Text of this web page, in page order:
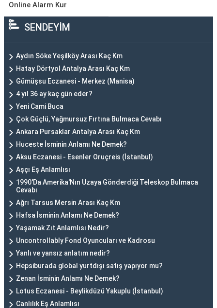
Online Alarm Kur
SENDEYİM
Aydın Söke Yeşilköy Arası Kaç Km
Hatay Dörtyol Antalya Arası Kaç Km
Gümüşsu Eczanesi - Merkez (Manisa)
4 yıl 36 ay kaç gün eder?
Yeni Cami Buca
Çok Güçlü, Yağmursuz Fırtına Bulmaca Cevabı
Ankara Pursaklar Antalya Arası Kaç Km
Huceste İsminin Anlamı Ne Demek?
Aksu Eczanesi - Esenler Oruçreis (İstanbul)
Aşçı Eş Anlamlısı
1990'Da Amerika'Nın Uzaya Gönderdiği Teleskop Bulmaca
Cevabı
Ağrı Tarsus Mersin Arası Kaç Km
Hafsa İsminin Anlamı Ne Demek?
Yaşamak Zıt Anlamlısı Nedir?
Uncontrollably Fond Oyuncuları ve Kadrosu
Yanlı ve yansız anlatım nedir?
Hepsiburada global yurtdışı satış yapıyor mu?
Zenan İsminin Anlamı Ne Demek?
Lotus Eczanesi - Beylikdüzü Yakuplu (İstanbul)
Canlılık Eş Anlamlısı